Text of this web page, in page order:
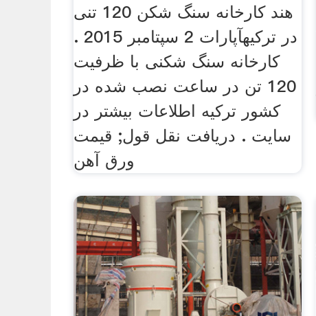
هند کارخانه سنگ شکن 120 تنی
در ترکیهآپارات 2 سپتامبر 2015 .
کارخانه سنگ شکنی با ظرفیت
120 تن در ساعت نصب شده در
کشور ترکیه اطلاعات بیشتر در
سایت . دریافت نقل قول; قیمت
ورق آهن